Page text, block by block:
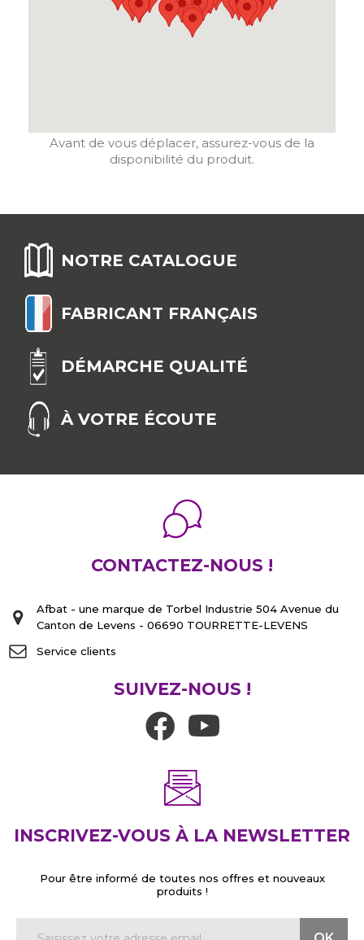
Avant de vous déplacer, assurez-vous de la
disponibilité du produit.
NOTRE CATALOGUE
FABRICANT FRANÇAIS
DÉMARCHE QUALITÉ
À VOTRE ÉCOUTE
CONTACTEZ-NOUS !
Afbat - une marque de Torbel Industrie 504 Avenue du
Canton de Levens - 06690 TOURRETTE-LEVENS
Service clients
SUIVEZ-NOUS !
INSCRIVEZ-VOUS À LA NEWSLETTER
Pour être informé de toutes nos offres et nouveaux
produits !